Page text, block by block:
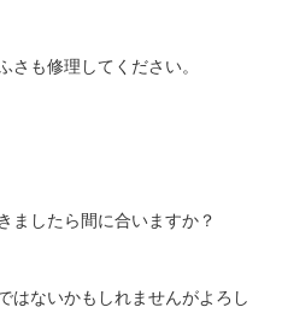
さも修理してください。
したら間に合いますか？
ないかもしれませんがよろし